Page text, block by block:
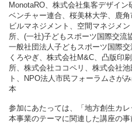
MonotaRO、株式会社集客デザイ
ベンチャー連合、桜美林大学、鹿
ビルマネジメント、空間マネジメ
所、(一社)子どもスポーツ国際交流
一般社団法人子どもスポーツ国際
くろやぎ、株式会社M&C、凸版印
所、株式会社ココペリ、株式会社
ト、NPO法人市民フォーラムさが
本
参加にあたっては、「地方創生カ
本事業のテーマに関連した講座の事